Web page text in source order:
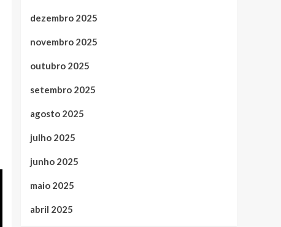
dezembro 2025
novembro 2025
outubro 2025
setembro 2025
agosto 2025
julho 2025
junho 2025
maio 2025
abril 2025